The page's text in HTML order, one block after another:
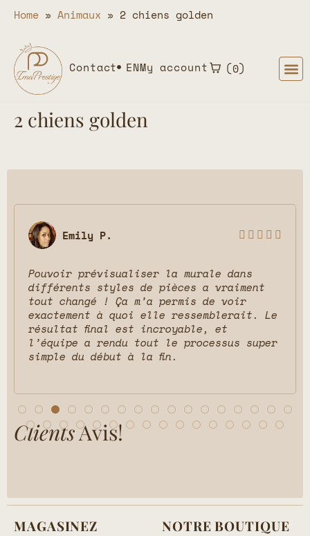
Home » Animaux » 2 chiens golden
Contact ENMy account 0
2 chiens golden
Emily P.     
Pouvoir prévisualiser la murale dans
différents styles de pièces a vraiment
tout changé ! Ça m’a permis de voir
exactement à quoi elle ressemblerait. Le
résultat final est incroyable, et
l’équipe a rendu tout le processus super
simple du début à la fin.
ClientsAvis!
MAGASINEZ NOTRE BOUTIQUE